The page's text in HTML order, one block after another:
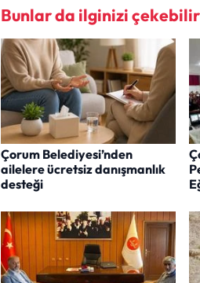
Bunlar da ilginizi çekebilir
Çorum Belediyesi’nden
ailelere ücretsiz danışmanlık
desteği